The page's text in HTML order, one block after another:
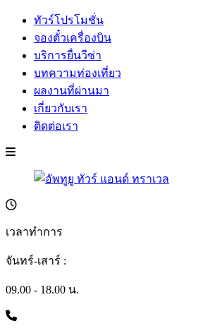
ทัวร์โปรโมชั่น
จองตั๋วเครื่องบิน
บริการยื่นวีซ่า
บทความท่องเที่ยว
ผลงานที่ผ่านมา
เกี่ยวกับเรา
ติดต่อเรา
เวลาทำการ
จันทร์-เสาร์ :
09.00 - 18.00 น.